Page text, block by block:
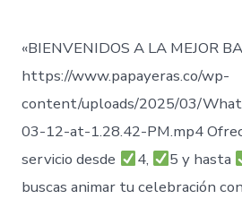
«BIENVENIDOS A LA MEJOR
https://www.papayeras.co/wp-
content/uploads/2025/03/
03-12-at-1.28.42-PM.mp4
servicio desde
4, 5 y hasta
buscas animar tu celebración